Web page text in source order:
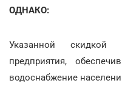
ОДНАКО:
Указанной скидкой
предприятия,
водоснабжение